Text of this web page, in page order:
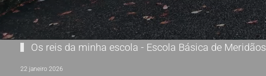
Os reis da minha escola - Escola Básica de Meridãos
22 janeiro 2026